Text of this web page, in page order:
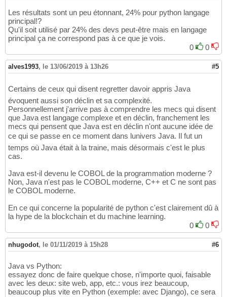
Les résultats sont un peu étonnant, 24% pour python langage
principal!?
Qu'il soit utilisé par 24% des devs peut-être mais en langage
principal ça ne correspond pas à ce que je vois.
0
0
alves1993, le 13/06/2019 à 13h26 #5
Certains de ceux qui disent regretter davoir appris Java
évoquent aussi son déclin et sa complexité.
Personnellement j'arrive pas à comprendre les mecs qui disent
que Java est langage complexe et en déclin, franchement les
mecs qui pensent que Java est en déclin n'ont aucune idée de
ce qui se passe en ce moment dans lunivers Java. Il fut un
temps où Java était à la traine, mais désormais c'est le plus
cas.
Java est-il devenu le COBOL de la programmation moderne ?
Non, Java n'est pas le COBOL moderne, C++ et C ne sont pas
le COBOL moderne.
En ce qui concerne la popularité de python c'est clairement dû à
la hype de la blockchain et du machine learning.
0
0
nhugodot, le 01/11/2019 à 15h28 #6
Java vs Python:
essayez donc de faire quelque chose, n'importe quoi, faisable
avec les deux: site web, app, etc.: vous irez beaucoup,
beaucoup plus vite en Python (exemple: avec Django), ce sera